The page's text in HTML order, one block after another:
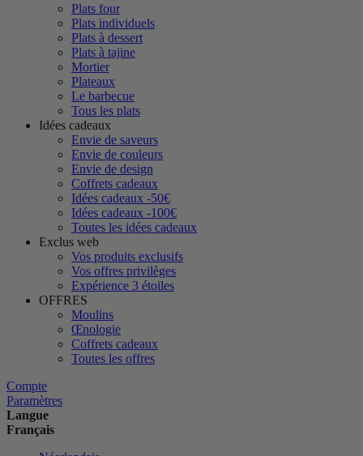
Plats four
Plats individuels
Plats à dessert
Plats à tajine
Mortier
Plateaux
Le barbecue
Tous les plats
Idées cadeaux
Envie de saveurs
Envie de couleurs
Envie de design
Coffrets cadeaux
Idées cadeaux -50€
Idées cadeaux -100€
Toutes les idées cadeaux
Exclus web
Vos produits exclusifs
Vos offres privilèges
Expérience 3 étoiles
OFFRES
Moulins
Œnologie
Coffrets cadeaux
Toutes les offres
Compte
Paramètres
Langue
Français